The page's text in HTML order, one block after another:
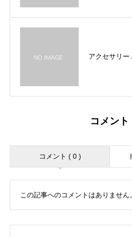
アクセサリー
コメント
コメント ( 0 )
この記事へのコメントはありません。